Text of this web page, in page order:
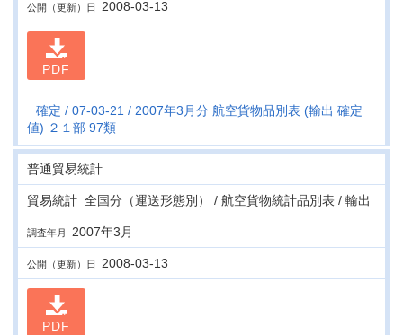
公開（更新）日 2008-03-13
PDF
確定 07-03-21
2007年3月分 航空貨物品別表 (輸出 確定
値) ２１部 97類
普通貿易統計
貿易統計_全国分（運送形態別） / 航空貨物統計品別表 / 輸出
調査年月 2007年3月
公開（更新）日 2008-03-13
PDF